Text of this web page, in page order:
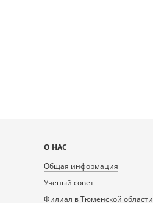
Карта
сайта
О НАС
Общая информация
Ученый совет
Филиал в Тюменской области